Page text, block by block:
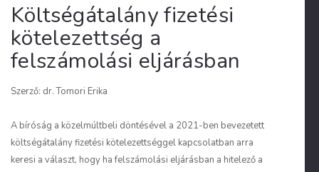
Költségátalány fizetési
kötelezettség a
felszámolási eljárásban
Szerző: dr. Tomori Erika
A bíróság a közelmúltbeli döntésével a 2021-ben bevezetett
költségátalány fizetési kötelezettséggel kapcsolatban arra
keresi a választ, hogy ha felszámolási eljárásban a hitelező a